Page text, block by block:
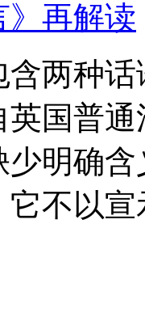
再解读
含两种
国普
明确
不以